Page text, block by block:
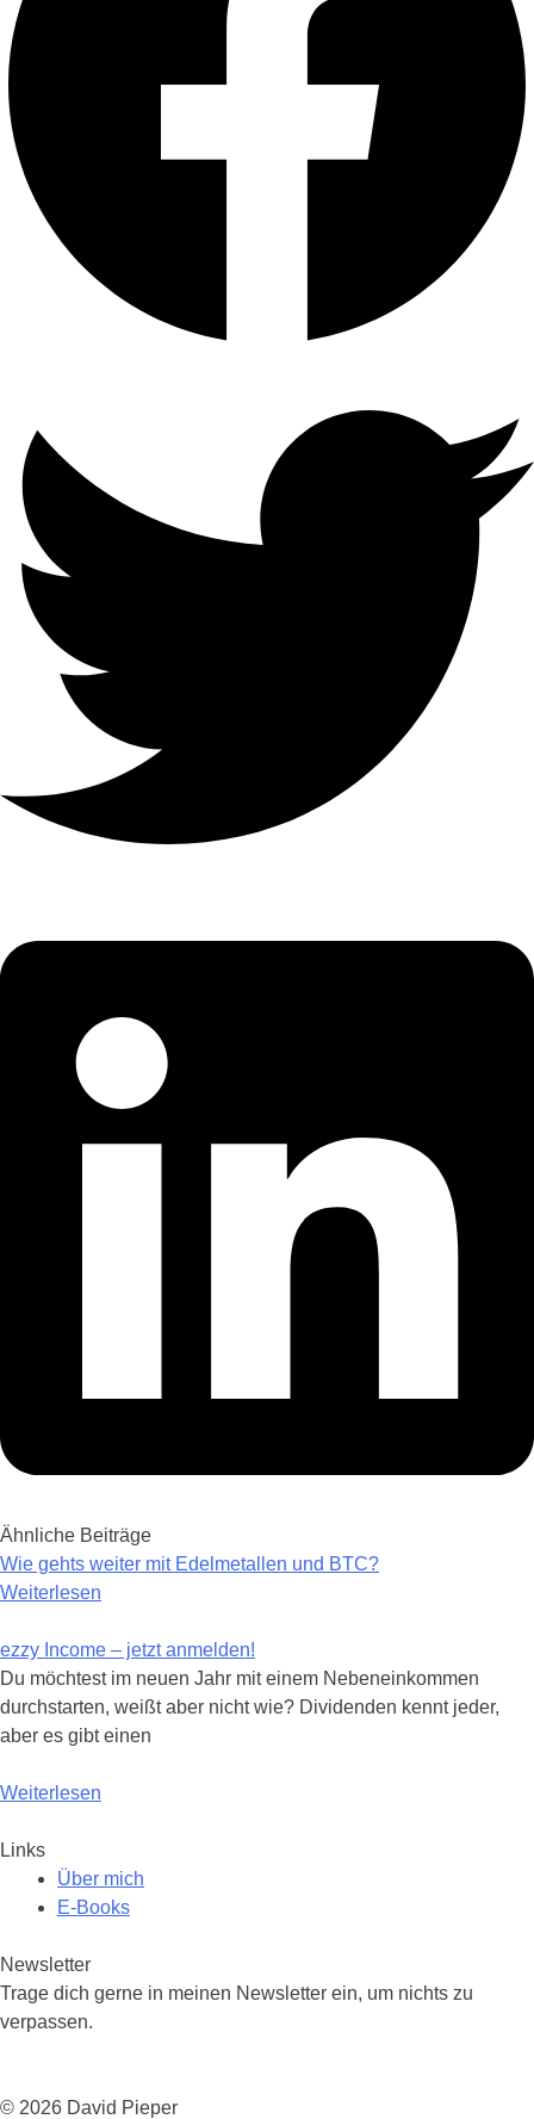
Ähnliche Beiträge
Wie gehts weiter mit Edelmetallen und BTC?
Weiterlesen
ezzy Income – jetzt anmelden!
Du möchtest im neuen Jahr mit einem Nebeneinkommen
durchstarten, weißt aber nicht wie? Dividenden kennt jeder,
aber es gibt einen
Weiterlesen
Links
Über mich
E-Books
Newsletter
Trage dich gerne in meinen Newsletter ein, um nichts zu
verpassen.
© 2026 David Pieper